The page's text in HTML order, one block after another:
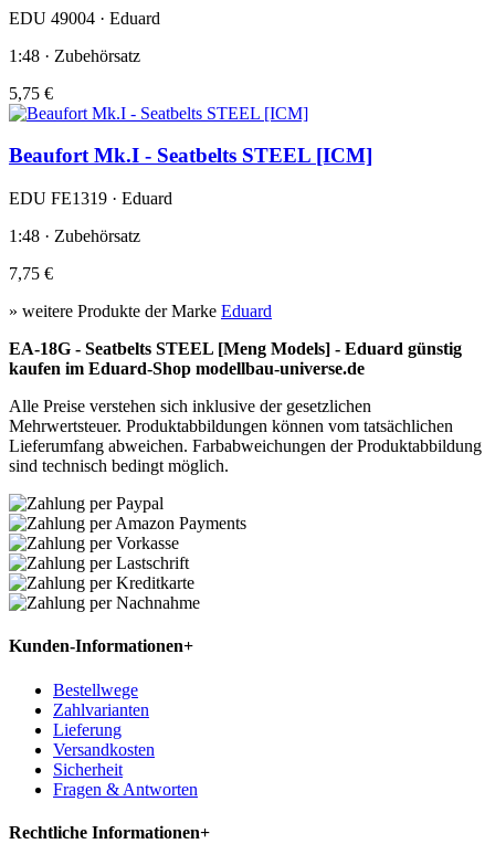
EDU 49004 · Eduard
1:48 · Zubehörsatz
5,75 €
Beaufort Mk.I - Seatbelts STEEL [ICM]
EDU FE1319 · Eduard
1:48 · Zubehörsatz
7,75 €
» weitere Produkte der Marke Eduard
EA-18G - Seatbelts STEEL [Meng Models] - Eduard günstig
kaufen im Eduard-Shop modellbau-universe.de
Alle Preise verstehen sich inklusive der gesetzlichen
Mehrwertsteuer. Produktabbildungen können vom tatsächlichen
Lieferumfang abweichen. Farbabweichungen der Produktabbildung
sind technisch bedingt möglich.
Kunden-Informationen+
Bestellwege
Zahlvarianten
Lieferung
Versandkosten
Sicherheit
Fragen & Antworten
Rechtliche Informationen+